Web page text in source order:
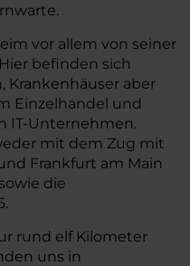
vor allem von seiner
befinden sich
Krankenhäuser aber
Einzelhandel und
IT-Unternehmen.
mit dem Zug mit
Frankfurt am Main
die
rund elf Kilometer
uns in